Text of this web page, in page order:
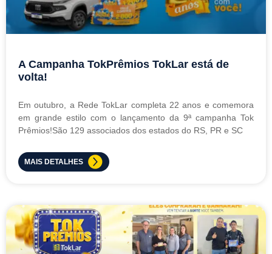
A Campanha TokPrêmios TokLar está de
volta!
Em outubro, a Rede TokLar completa 22 anos e comemora
em grande estilo com o lançamento da 9ª campanha Tok
Prêmios!São 129 associados dos estados do RS, PR e SC
MAIS DETALHES